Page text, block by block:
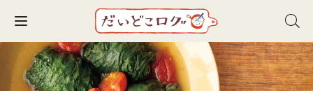
Toggle navigation